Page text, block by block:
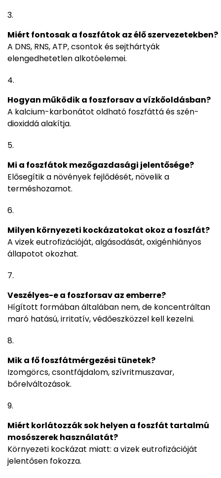
Miért fontosak a foszfátok az élő szervezetekben?
A DNS, RNS, ATP, csontok és sejthártyák
elengedhetetlen alkotóelemei.
Hogyan működik a foszforsav a vízkőoldásban?
A kalcium-karbonátot oldható foszfáttá és szén-
dioxiddá alakítja.
Mi a foszfátok mezőgazdasági jelentősége?
Elősegítik a növények fejlődését, növelik a
terméshozamot.
Milyen környezeti kockázatokat okoz a foszfát?
A vizek eutrofizációját, algásodását, oxigénhiányos
állapotot okozhat.
Veszélyes-e a foszforsav az emberre?
Hígított formában általában nem, de koncentráltan
maró hatású, irritatív, védőeszközzel kell kezelni.
Mik a fő foszfátmérgezési tünetek?
Izomgörcs, csontfájdalom, szívritmuszavar,
bőrelváltozások.
Miért korlátozzák sok helyen a foszfát tartalmú
mosószerek használatát?
Környezeti kockázat miatt: a vizek eutrofizációját
jelentősen fokozza.